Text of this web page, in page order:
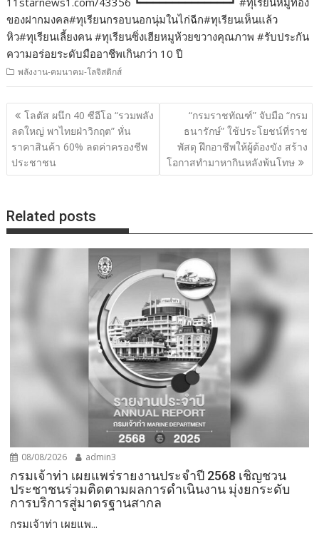
ของฝากมงคล#ทุเรียนกรอบนอกนุ่มในไก่ฉีก#ทุเรียนเห็นแล้ว
หิว#ทุเรียนเลี้ยงคน #ทุเรียนซิ่งเฮียหมูห้วยขวางคุณภาพ #รับประกัน
ความอร่อยระดับมืออาชีพเกินกว่า 10 ปี
พลังงาน-คมนาคม-โลจิสติกส์
แนะแนว
เรื่อง
โลตัส ผนึก 40 ซีอีโอ “รวมพลัง
ลดใหญ่ พาไทยฝ่าวิกฤต” หั่น
ราคาสินค้า 60% ลดค่าครองชีพ
ประชาชน
“กรมราชทัณฑ์” จับมือ “กรม
ธนารักษ์” ใช้ประโยชน์ที่ราช
พัสดุ ฝึกอาชีพให้ผู้ต้องขัง สร้าง
โอกาสทำมาหากินหลังพ้นโทษ
Related posts
08/08/2026 admin3
กรมเจ้าท่า เผยแพร่รายงานประจำปี 2568 เชิญชวน
ประชาชนร่วมติดตามผลการดำเนินงาน มุ่งยกระดับ
การบริการสู่มาตรฐานสากล
กรมเจ้าท่า เผยแพ...